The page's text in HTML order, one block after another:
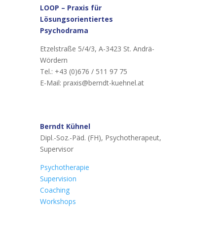
LOOP – Praxis für
Lösungsorientiertes
Psychodrama
Etzelstraße 5/4/3, A-3423 St. Andrä-
Wördern
Tel.: +43 (0)676 / 511 97 75
E-Mail: praxis@berndt-kuehnel.at
Berndt Kühnel
Dipl.-Soz.-Päd. (FH), Psychotherapeut,
Supervisor
Psychotherapie
Supervision
Coaching
Workshops